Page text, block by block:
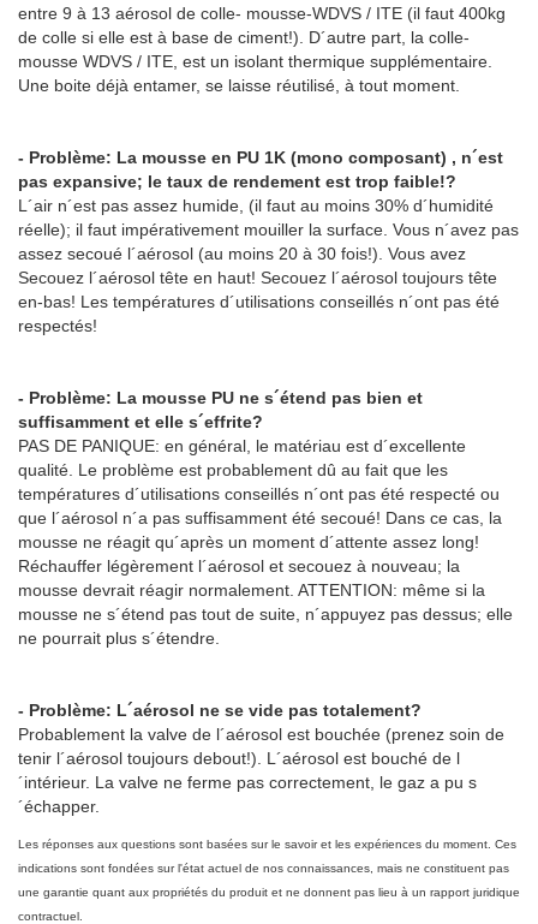
entre 9 à 13 aérosol de colle- mousse-WDVS / ITE (il faut 400kg
de colle si elle est à base de ciment!). D´autre part, la colle-
mousse WDVS / ITE, est un isolant thermique supplémentaire.
Une boite déjà entamer, se laisse réutilisé, à tout moment.
- Problème: La mousse en PU 1K (mono composant) , n´est
pas expansive; le taux de rendement est trop faible!?
L´air n´est pas assez humide, (il faut au moins 30% d´humidité
réelle); il faut impérativement mouiller la surface. Vous n´avez pas
assez secoué l´aérosol (au moins 20 à 30 fois!). Vous avez
Secouez l´aérosol tête en haut! Secouez l´aérosol toujours tête
en-bas! Les températures d´utilisations conseillés n´ont pas été
respectés!
- Problème: La mousse PU ne s´étend pas bien et
suffisamment et elle s´effrite?
PAS DE PANIQUE: en général, le matériau est d´excellente
qualité. Le problème est probablement dû au fait que les
températures d´utilisations conseillés n´ont pas été respecté ou
que l´aérosol n´a pas suffisamment été secoué! Dans ce cas, la
mousse ne réagit qu´après un moment d´attente assez long!
Réchauffer légèrement l´aérosol et secouez à nouveau; la
mousse devrait réagir normalement. ATTENTION: même si la
mousse ne s´étend pas tout de suite, n´appuyez pas dessus; elle
ne pourrait plus s´étendre.
- Problème: L´aérosol ne se vide pas totalement?
Probablement la valve de l´aérosol est bouchée (prenez soin de
tenir l´aérosol toujours debout!). L´aérosol est bouché de l
´intérieur. La valve ne ferme pas correctement, le gaz a pu s
´échapper.
Les réponses aux questions sont basées sur le savoir et les expériences du moment. Ces
indications sont fondées sur l'état actuel de nos connaissances, mais ne constituent pas
une garantie quant aux propriétés du produit et ne donnent pas lieu à un rapport juridique
contractuel.